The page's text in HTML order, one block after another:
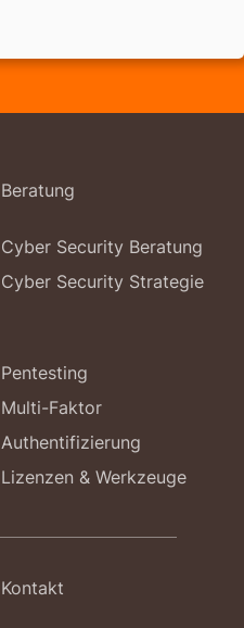
Beratung
Cyber Security Beratung
Cyber Security Strategie
Pentesting
Multi-Faktor
Authentifizierung
Lizenzen & Werkzeuge
Kontakt